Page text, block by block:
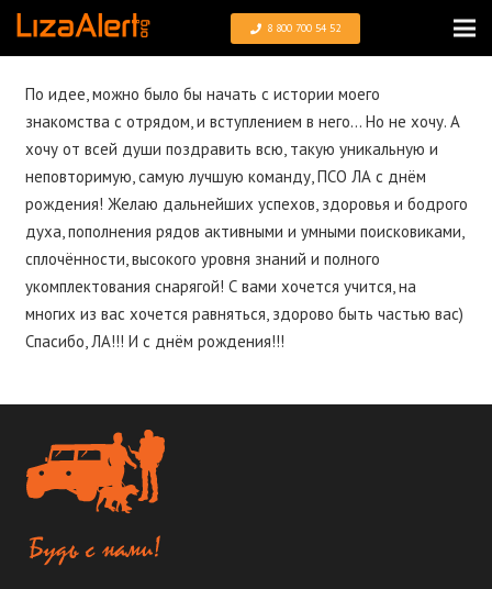
8 800 700 54 52
По идее, можно было бы начать с истории моего
знакомства с отрядом, и вступлением в него… Но не хочу. А
хочу от всей души поздравить всю, такую уникальную и
неповторимую, самую лучшую команду, ПСО ЛА с днём
рождения! Желаю дальнейших успехов, здоровья и бодрого
духа, пополнения рядов активными и умными поисковиками,
сплочённости, высокого уровня знаний и полного
укомплектования снарягой! С вами хочется учится, на
многих из вас хочется равняться, здорово быть частью вас)
Спасибо, ЛА!!! И с днём рождения!!!